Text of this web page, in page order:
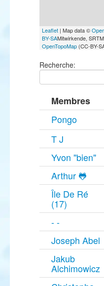
Leaflet | Map data ©
BY-SAMitwirkende,
OpenTopoMap (CC-BY-
Recherche:
Membres
Pongo
T J
Yvon "bien"
Arthur 🐸
Île De Ré
(17)
- -
Joseph Abel
Jakub
Alchimowicz